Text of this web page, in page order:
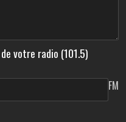
votre radio (101.5)
FM